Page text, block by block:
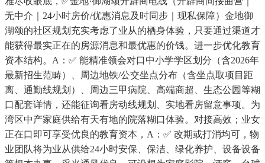
无中介｜24小时房价/优惠消息及时同步｜现私保障）金地御
湖颂的社区规划充实考虑了业从的栖身体验，只要通过渠道才
能获得最实正在的房源消息和最优惠的价钱。进一步优化教育
资本结构。A：✅ 能精准领会对口中小学学区划分（含2026年
最新招生范畴）、周边地铁/公交坐点分布（含坐点取项目距
离、通勤线规划）、周边三甲病院、高端商超、生态公园等糊
口配套详情，还能征询看房动线规划、实地看房留意事项。为
湾区中产家庭供给有天有地的院落糊口体验。对接高效；业女
正在口即可享受优良的教育资本，A：✅ 改期或打消均可，物
业团队将为业从供给24小时安保、保洁、绿化养护、设备设备